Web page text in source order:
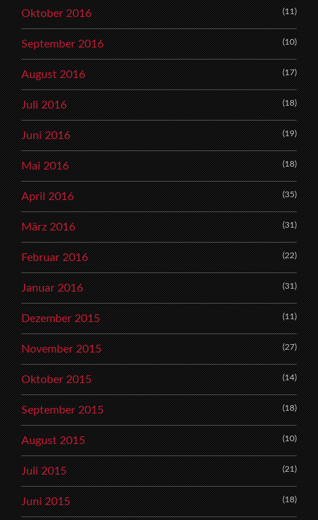
Oktober 2016 (11)
September 2016 (10)
August 2016 (17)
Juli 2016 (18)
Juni 2016 (19)
Mai 2016 (18)
April 2016 (35)
März 2016 (31)
Februar 2016 (22)
Januar 2016 (31)
Dezember 2015 (11)
November 2015 (27)
Oktober 2015 (14)
September 2015 (18)
August 2015 (10)
Juli 2015 (21)
Juni 2015 (18)